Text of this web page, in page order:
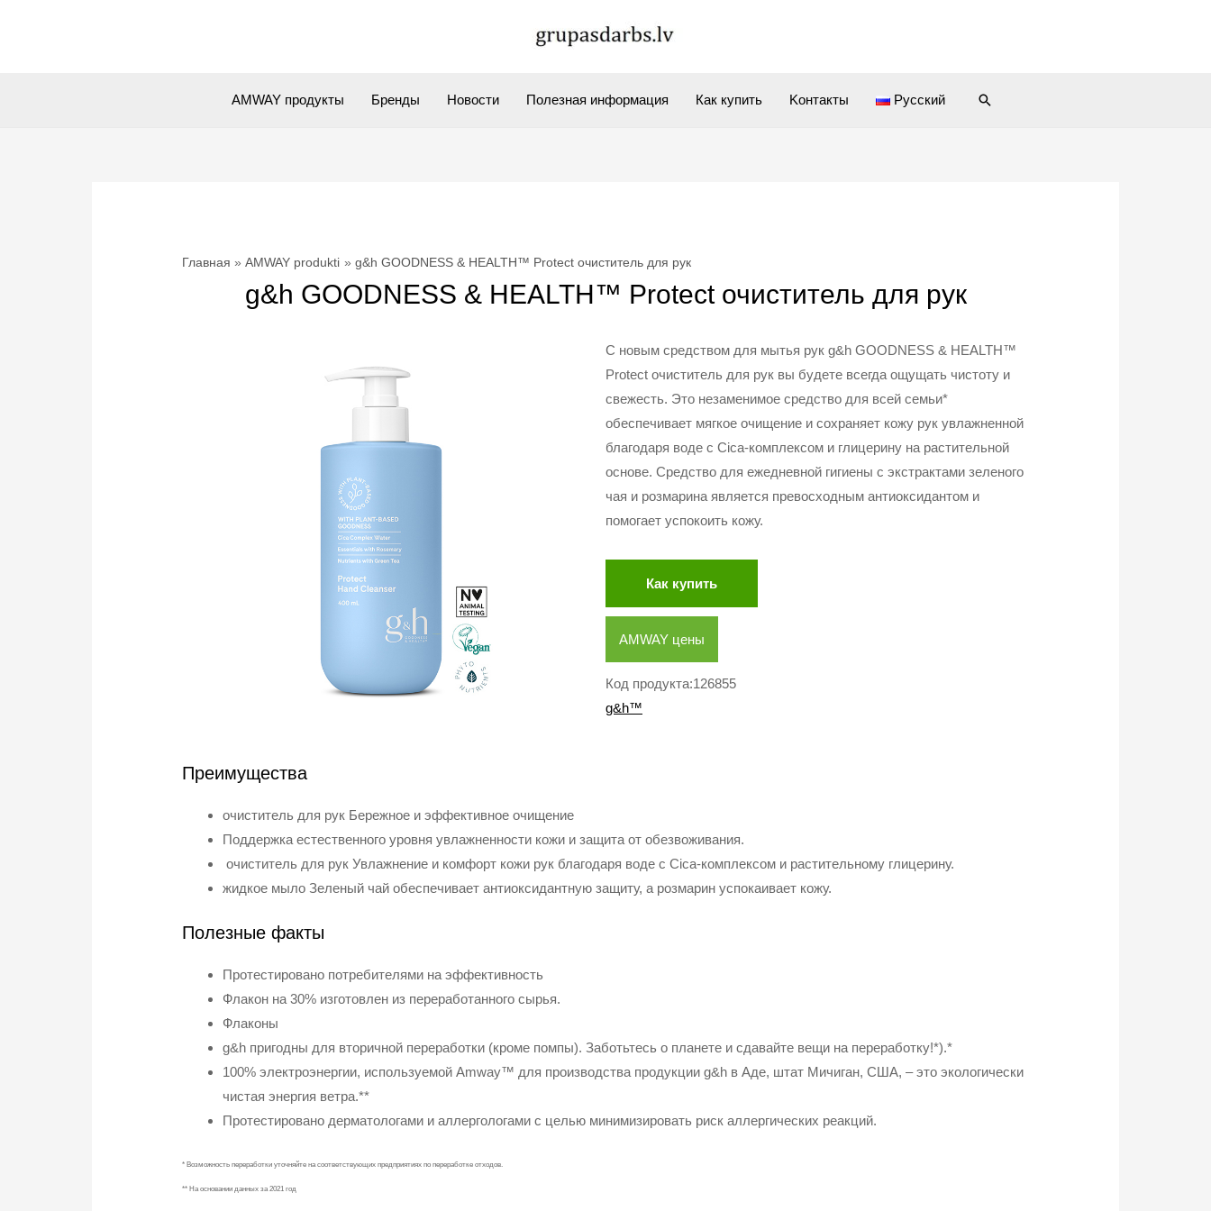
AMWAY продукты Бренды Новости Полезная информация Как купить Kонтакты Русский Поиск
Главная AMWAY produkti g&h GOODNESS & HEALTH™ Protect очиститель для рук
g&h GOODNESS & HEALTH™ Protect очиститель для рук
С новым средством для мытья рук g&h GOODNESS & HEALTH™
Protect очиститель для рук вы будете всегда ощущать чистоту и
свежесть. Это незаменимое средство для всей семьи*
обеспечивает мягкое очищение и сохраняет кожу рук увлажненной
благодаря воде с Cica-комплексом и глицерину на растительной
основе. Средство для ежедневной гигиены с экстрактами зеленого
чая и розмарина является превосходным антиоксидантом и
помогает успокоить кожу.
Как купить
AMWAY цены
Код продукта:126855
g&h™
Преимущества
очиститель для рук Бережное и эффективное очищение
Поддержка естественного уровня увлажненности кожи и защита от обезвоживания.
очиститель для рук Увлажнение и комфорт кожи рук благодаря воде с Cica-комплексом и растительному глицерину.
жидкое мыло Зеленый чай обеспечивает антиоксидантную защиту, а розмарин успокаивает кожу.
Полезные факты
Протестировано потребителями на эффективность
Флакон на 30% изготовлен из переработанного сырья.
Флаконы
g&h пригодны для вторичной переработки (кроме помпы). Заботьтесь о планете и сдавайте вещи на переработку!*).*
100% электроэнергии, используемой Amway™ для производства продукции g&h в Аде, штат Мичиган, США, – это экологически
чистая энергия ветра.**
Протестировано дерматологами и аллергологами с целью минимизировать риск аллергических реакций.
* Возможность переработки уточняйте на соответствующих предприятиях по переработке отходов.
** На основании данных за 2021 год